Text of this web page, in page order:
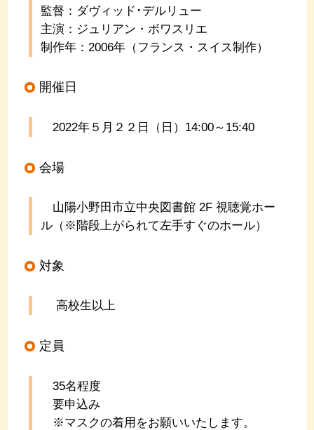
監督：ダヴィッド･デルリュー
主演：ジュリアン・ボワスリエ
制作年： 2006年（フランス・スイス制作）
開催日
2022年５ 月２２ 日（日）14:00～15:40
会場
山陽小野田市立中央図書館 2F 視聴覚ホー
ル（※階段上がられて左手すぐのホール）
対象
高校生以上
定員
35名程度
要申込み
※マスクの着用をお願いいたします。